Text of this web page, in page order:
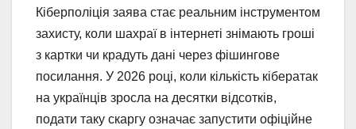
Кіберполіція заява стає реальним інструментом
захисту, коли шахраї в інтернеті знімають гроші
з картки чи крадуть дані через фішингове
посилання. У 2026 році, коли кількість кібератак
на українців зросла на десятки відсотків,
подати таку скаргу означає запустити офіційне